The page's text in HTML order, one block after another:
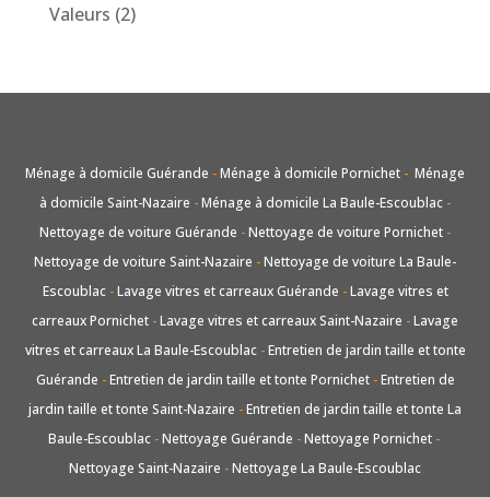
Valeurs (2)
Ménage à domicile Guérande -Ménage à domicile Pornichet - Ménage
à domicile Saint-Nazaire -Ménage à domicile La Baule-Escoublac -
Nettoyage de voiture Guérande -Nettoyage de voiture Pornichet -
Nettoyage de voiture Saint-Nazaire -Nettoyage de voiture La Baule-
Escoublac-Lavage vitres et carreaux Guérande -Lavage vitres et
carreaux Pornichet -Lavage vitres et carreaux Saint-Nazaire -Lavage
vitres et carreaux La Baule-Escoublac-Entretien de jardin taille et tonte
Guérande -Entretien de jardin taille et tonte Pornichet-Entretien de
jardin taille et tonte Saint-Nazaire -Entretien de jardin taille et tonte La
Baule-Escoublac-Nettoyage Guérande -Nettoyage Pornichet-
Nettoyage Saint-Nazaire -Nettoyage La Baule-Escoublac